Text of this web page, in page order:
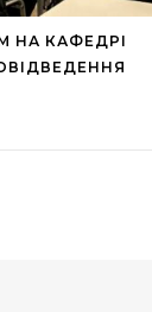
НА КАФЕДРІ